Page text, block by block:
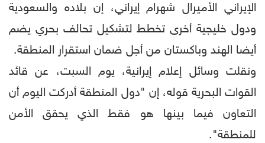
الإيراني الأميرال شهرام إيراني، إن بلاده والسعودية
ودول خليجية أخرى تخطط لتشكيل تحالف بحري يضم
أيضا الهند وباكستان من أجل ضمان استقرار المنطقة.
ونقلت وسائل إعلام إيرانية، يوم السبت، عن قائد
القوات البحرية قوله، إن "دول المنطقة أدركت اليوم أن
التعاون فيما بينها هو فقط الذي يحقق الأمن
للمنطقة".